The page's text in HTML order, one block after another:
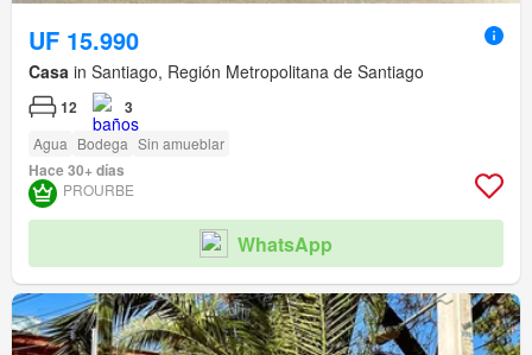
UF 15.990
Casa in Santiago, Región Metropolitana de Santiago
12 3
Agua Bodega Sin amueblar
Hace 30+ días
PROURBE
WhatsApp